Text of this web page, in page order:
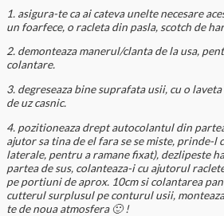
1. asigura-te ca ai cateva unelte necesare
un foarfece, o racleta din pasla, scotch de
2. demonteaza manerul/clanta de la usa,
colantare.
3. degreseaza bine suprafata usii, cu o
de uz casnic.
4. pozitioneaza drept autocolantul din
ajutor sa tina de el fara se se miste, prinde-l
laterale, pentru a ramane fixat), dezlipeste
partea de sus, colanteaza-i cu ajutorul
pe portiuni de aprox. 10cm si colantarea
cutterul surplusul pe conturul usii,
te de noua atmosfera 🙂 !